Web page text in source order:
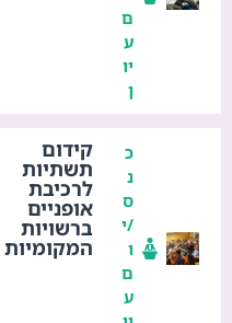
ם
ע
יו
ן
כ
נ
ס
/י
ו
ם
ע
קידום
תשתיות
לרכיבת
אופניים
ברשויות
המקומיות